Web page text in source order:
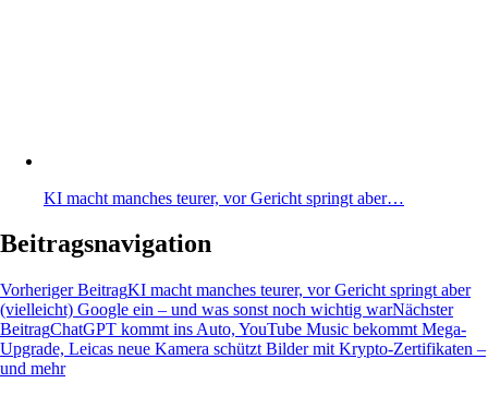
KI macht manches teurer, vor Gericht springt aber…
Beitragsnavigation
Vorheriger BeitragKI macht manches teurer, vor Gericht springt aber
(vielleicht) Google ein – und was sonst noch wichtig warNächster
BeitragChatGPT kommt ins Auto, YouTube Music bekommt Mega-
Upgrade, Leicas neue Kamera schützt Bilder mit Krypto-Zertifikaten –
und mehr